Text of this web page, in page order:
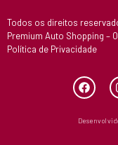
Todos os direitos
Premium Auto Shopping –
Política de Privacidade